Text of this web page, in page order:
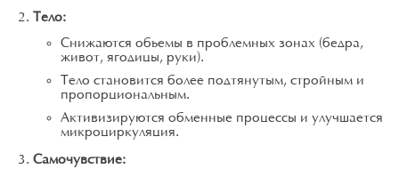
Тело:
Снижаются объемы в проблемных зонах (бедра,
живот, ягодицы, руки).
Тело становится более подтянутым, стройным и
пропорциональным.
Активизируются обменные процессы и улучшается
микроциркуляция.
Самочувствие: